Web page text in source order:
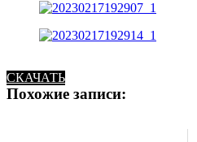
СКАЧАТЬ
Похожие записи: